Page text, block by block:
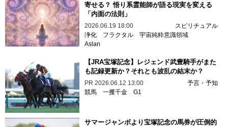
寄せる？ 悟り系霊能師が語る現実を変える
「内面の法則」
2026.06.19 18:00
スピリチュアル
浄化
フラクタル 宇宙純粋意識領域
Aslan
【JRA宝塚記念】レジェンド武豊騎手がまた
も記録更新か？それとも波乱の結末か？
PR 2026.06.12 13:00
予言・予知
競馬 一攫千金 G1
サマージャンボより宝塚記念の馬券が圧倒的